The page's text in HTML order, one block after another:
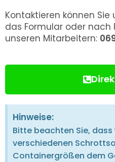
Kontaktieren können
das Formular oder nach
unseren Mitarbeitern:
Hinweise:
Bitte beachten Sie, dass
verschiedenen
Containergrößen dem